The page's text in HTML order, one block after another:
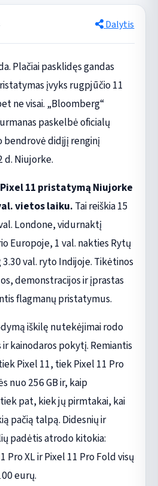
Dalytis
Plačiai pasklidęs gandas
įvyks rugpjūčio 11
ne visai. „Bloomberg“
paskelbė oficialų
bendrovė didįjį renginį
d. Niujorke.
11 pristatymą Niujorke
vietos laiku. Tai reiškia 15
Londone, vidurnaktį
Europoje, 1 val. nakties Rytų
val. ryto Indijoje. Tikėtinos
demonstracijos ir įprastas
flagmanų pristatymus.
iškilę nutekėjimai rodo
kainodaros pokytį. Remiantis
Pixel 11, tiek Pixel 11 Pro
nuo 256 GB ir, kaip
pat, kiek jų pirmtakai, kai
pačią talpą. Didesnių ir
padėtis atrodo kitokia:
Pro XL ir Pixel 11 Pro Fold visų
eurų.